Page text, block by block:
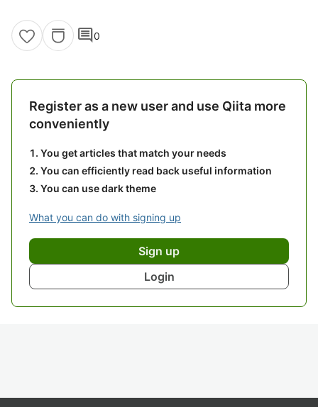
comment0
Register as a new user and use Qiita more
conveniently
You get articles that match your needs
You can efficiently read back useful information
You can use dark theme
What you can do with signing up
Sign up
Login